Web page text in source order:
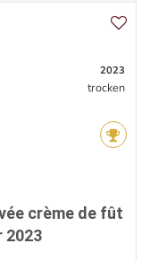
2023
trocken
crème de fût
2023